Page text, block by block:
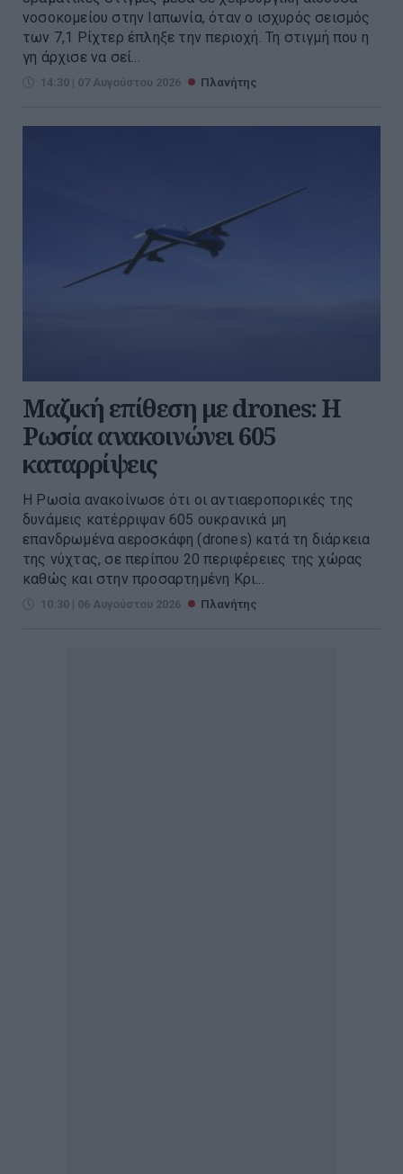
νοσοκομείου στην Ιαπωνία, όταν ο ισχυρός σεισμός
των 7,1 Ρίχτερ έπληξε την περιοχή. Τη στιγμή που η
γη άρχισε να σεί...
14:30 | 07 Αυγούστου 2026 Πλανήτης
Μαζική επίθεση με drones: Η
Ρωσία ανακοινώνει 605
καταρρίψεις
Η Ρωσία ανακοίνωσε ότι οι αντιαεροπορικές της
δυνάμεις κατέρριψαν 605 ουκρανικά μη
επανδρωμένα αεροσκάφη (drones) κατά τη διάρκεια
της νύχτας, σε περίπου 20 περιφέρειες της χώρας
καθώς και στην προσαρτημένη Κρι...
10:30 | 06 Αυγούστου 2026 Πλανήτης